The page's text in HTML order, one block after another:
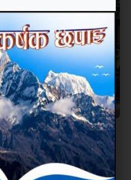
इच्छुक छः